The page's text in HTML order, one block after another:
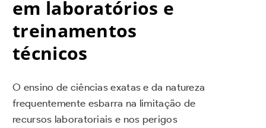
em laboratórios e
treinamentos
técnicos
O ensino de ciências exatas e da natureza
frequentemente esbarra na limitação de
recursos laboratoriais e nos perigos